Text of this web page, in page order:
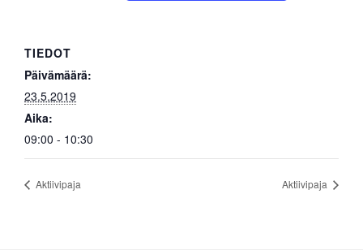
TIEDOT
Päivämäärä:
23.5.2019
Aika:
09:00 - 10:30
Aktiivipaja Aktiivipaja